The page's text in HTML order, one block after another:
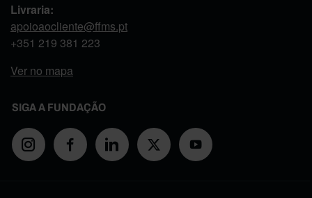
Livraria:
apoioaocliente@ffms.pt
+351 219 381 223
Ver no mapa
SIGA A FUNDAÇÃO